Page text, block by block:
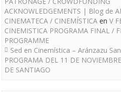
ACKNOWLEDGEMENTS | Blog de
CINEMATECA / CINEMÍSTICA en V
CINEMISTICA PROGRAMA FINAL /
PROGRAMME
Sed en Cinemística – Aránzazu
PROGRAMA DEL 11 DE
DE SANTIAGO